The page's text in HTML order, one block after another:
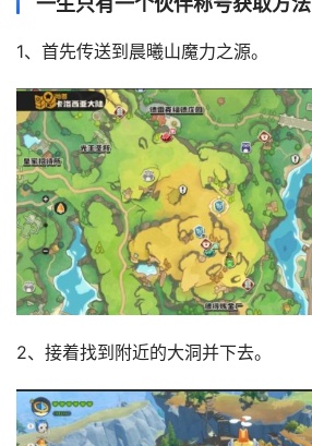
1、首先传送到晨曦山魔力之源。
2、接着找到附近的大洞并下去。